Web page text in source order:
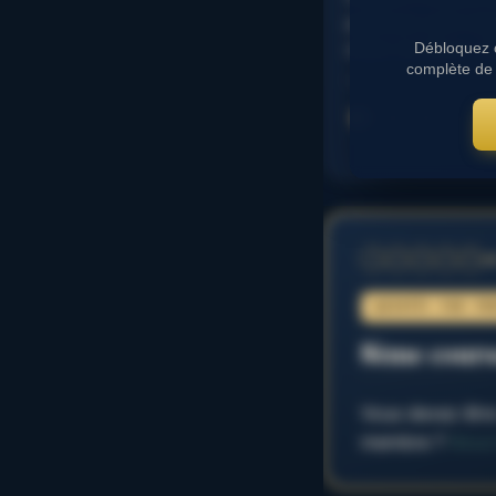
Débloquez
complète de
parcours sont
choix du favori.
8ème
Vous devez
membre ?